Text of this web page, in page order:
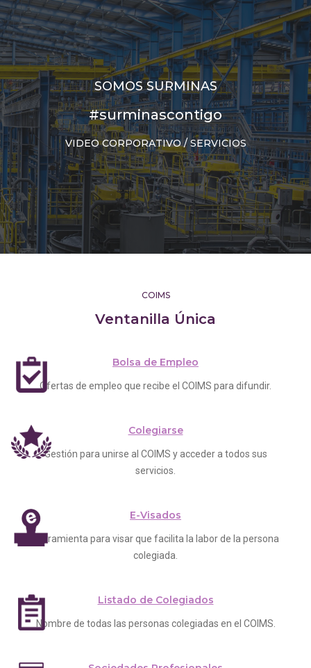
SOMOS SURMINAS
#surminascontigo
VIDEO CORPORATIVO / SERVICIOS
COIMS
Ventanilla Única
Bolsa de Empleo
Ofertas de empleo que recibe el COIMS para difundir.
Colegiarse
Gestión para unirse al COIMS y acceder a todos sus
servicios.
E-Visados
Herramienta para visar que facilita la labor de la persona
colegiada.
Listado de Colegiados
Nombre de todas las personas colegiadas en el COIMS.